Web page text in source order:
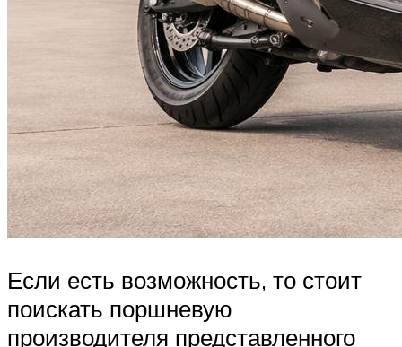
Если есть возможность, то стоит
поискать поршневую
производителя представленного